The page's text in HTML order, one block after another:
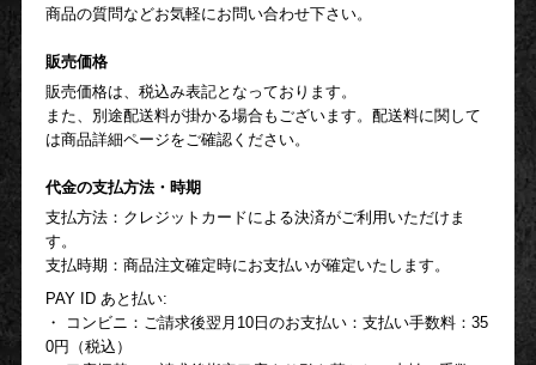
商品の質問などお気軽にお問い合わせ下さい。
販売価格
販売価格は、税込み表記となっております。
また、別途配送料が掛かる場合もございます。配送料に関して
は商品詳細ページをご確認ください。
代金の支払方法・時期
支払方法：クレジットカードによる決済がご利用いただけま
す。
支払時期：商品注文確定時にお支払いが確定いたします。
PAY ID あと払い:
・ コンビニ：ご請求後翌月10日のお支払い：支払い手数料：35
0円（税込）